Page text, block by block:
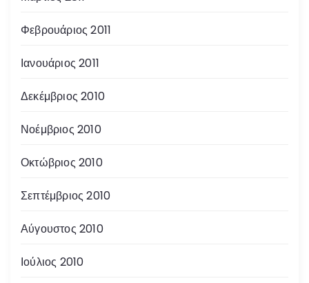
Φεβρουάριος 2011
Ιανουάριος 2011
Δεκέμβριος 2010
Νοέμβριος 2010
Οκτώβριος 2010
Σεπτέμβριος 2010
Αύγουστος 2010
Ιούλιος 2010